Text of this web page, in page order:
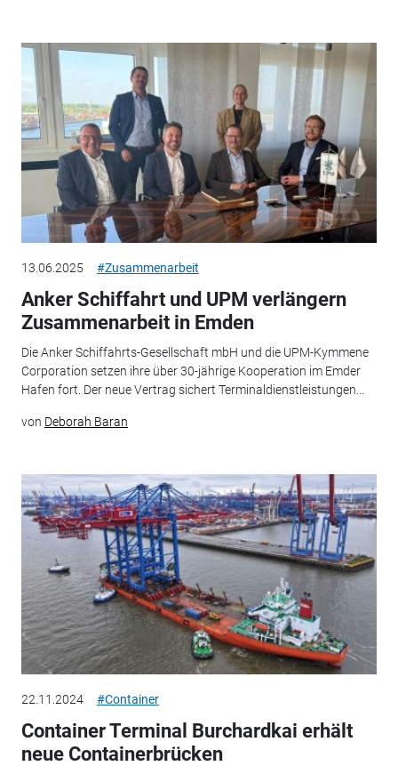
13.06.2025 #Zusammenarbeit
Anker Schiffahrt und UPM verlängern
Zusammenarbeit in Emden
Die Anker Schiffahrts-Gesellschaft mbH und die UPM-Kymmene
Corporation setzen ihre über 30-jährige Kooperation im Emder
Hafen fort. Der neue Vertrag sichert Terminaldienstleistungen...
von Deborah Baran
22.11.2024 #Container
Container Terminal Burchardkai erhält
neue Containerbrücken